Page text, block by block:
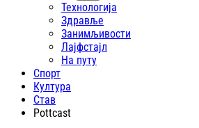
Технологија
Здравље
Занимљивости
Лајфстajл
На путу
Спорт
Култура
Став
Pottcast